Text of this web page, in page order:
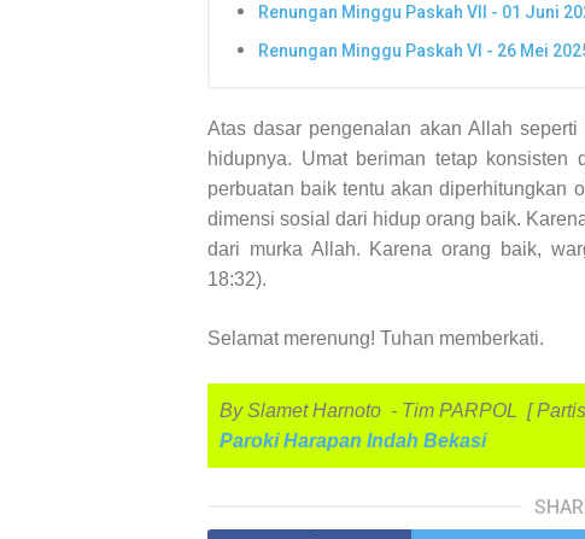
Renungan Minggu Paskah VII - 01 Juni
Renungan Minggu Paskah VI - 26 Mei
Atas dasar pengenalan akan Allah
hidupnya. Umat beriman tetap
perbuatan baik tentu akan diperhitungkan
dimensi sosial dari hidup orang baik.
dari murka Allah. Karena orang baik,
18:32).
Selamat merenung! Tuhan memberkati.
By Slamet Harnoto - Tim PARPOL [
Paroki Harapan Indah Bekasi